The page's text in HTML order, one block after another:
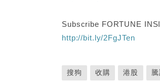
Subscribe FORTUNE
http://bit.ly/2FgJTen
搜狗 收購 港股